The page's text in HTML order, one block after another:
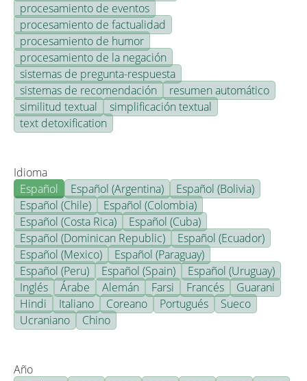
procesamiento de eventos
procesamiento de factualidad
procesamiento de humor
procesamiento de la negación
sistemas de pregunta-respuesta
sistemas de recomendación
resumen automático
similitud textual
simplificación textual
text detoxification
Idioma
Español
Español (Argentina)
Español (Bolivia)
Español (Chile)
Español (Colombia)
Español (Costa Rica)
Español (Cuba)
Español (Dominican Republic)
Español (Ecuador)
Español (Mexico)
Español (Paraguay)
Español (Peru)
Español (Spain)
Español (Uruguay)
Inglés
Árabe Alemán Farsi Francés
Guarani
Hindi
Italiano Coreano Portugués
Sueco
Ucraniano
Chino
Año